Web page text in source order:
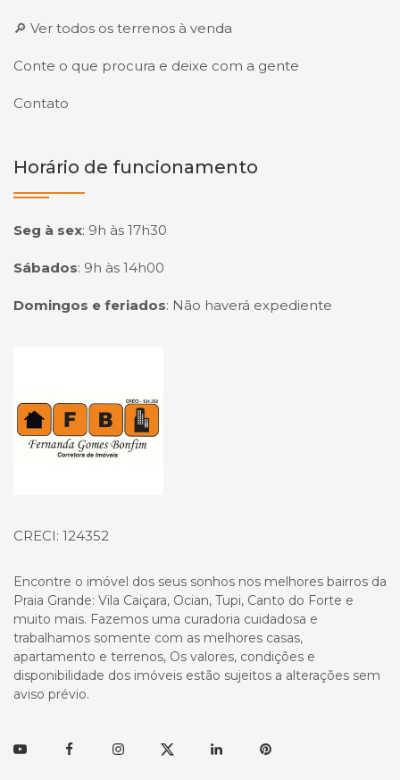
🔎 Ver todos os terrenos à venda
Conte o que procura e deixe com a gente
Contato
Horário de funcionamento
Seg à sex: 9h às 17h30
Sábados: 9h às 14h00
Domingos e feriados: Não haverá expediente
CRECI: 124352
Encontre o imóvel dos seus sonhos nos melhores bairros da
Praia Grande: Vila Caiçara, Ocian, Tupi, Canto do Forte e
muito mais. Fazemos uma curadoria cuidadosa e
trabalhamos somente com as melhores casas,
apartamento e terrenos, Os valores, condições e
disponibilidade dos imóveis estão sujeitos a alterações sem
aviso prévio.
YoutubeFacebookInstagramTwitter LinkedinPinterest